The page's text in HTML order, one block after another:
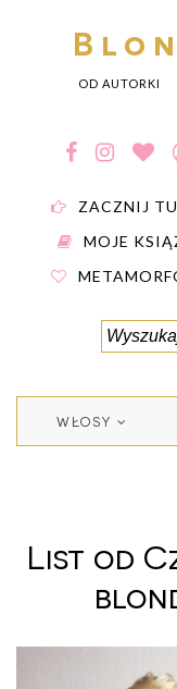
OD AUTORKI
ZACZNIJ
MOJE
WŁOSY
List od